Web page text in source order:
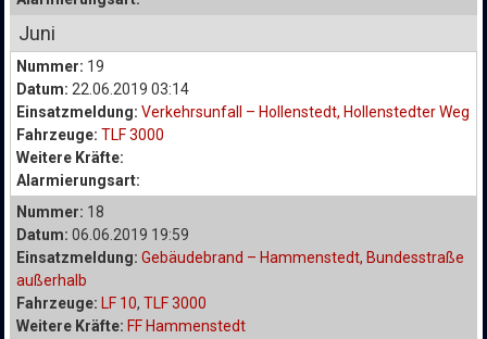
Juni
Nummer: 19
Datum: 22.06.2019 03:14
Einsatzmeldung: Verkehrsunfall – Hollenstedt, Hollenstedter Weg
Fahrzeuge: TLF 3000
Weitere Kräfte:
Alarmierungsart:
Nummer: 18
Datum: 06.06.2019 19:59
Einsatzmeldung: Gebäudebrand – Hammenstedt, Bundesstraße
außerhalb
Fahrzeuge:
LF 10, TLF 3000
Weitere Kräfte: FF Hammenstedt